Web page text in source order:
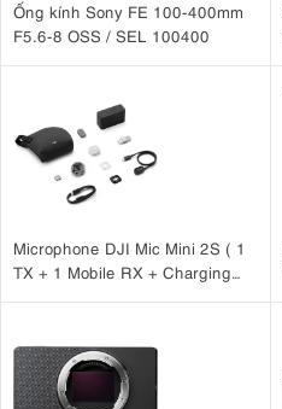
Ống kính Sony FE 100-400mm
F5.6-8 OSS / SEL 100400
Microphone DJI Mic Mini 2S ( 1
TX + 1 Mobile RX + Charging